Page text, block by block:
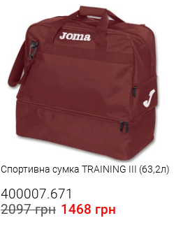
Спортивна сумка TRAINING III (63,2л)
400007.671
2097 грн 1468 грн